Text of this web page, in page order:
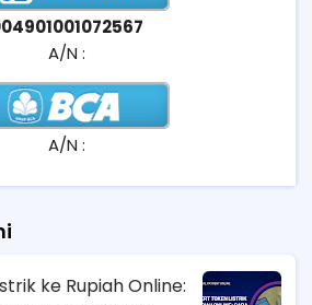
A/N :
A/N :
ke Rupiah Online: